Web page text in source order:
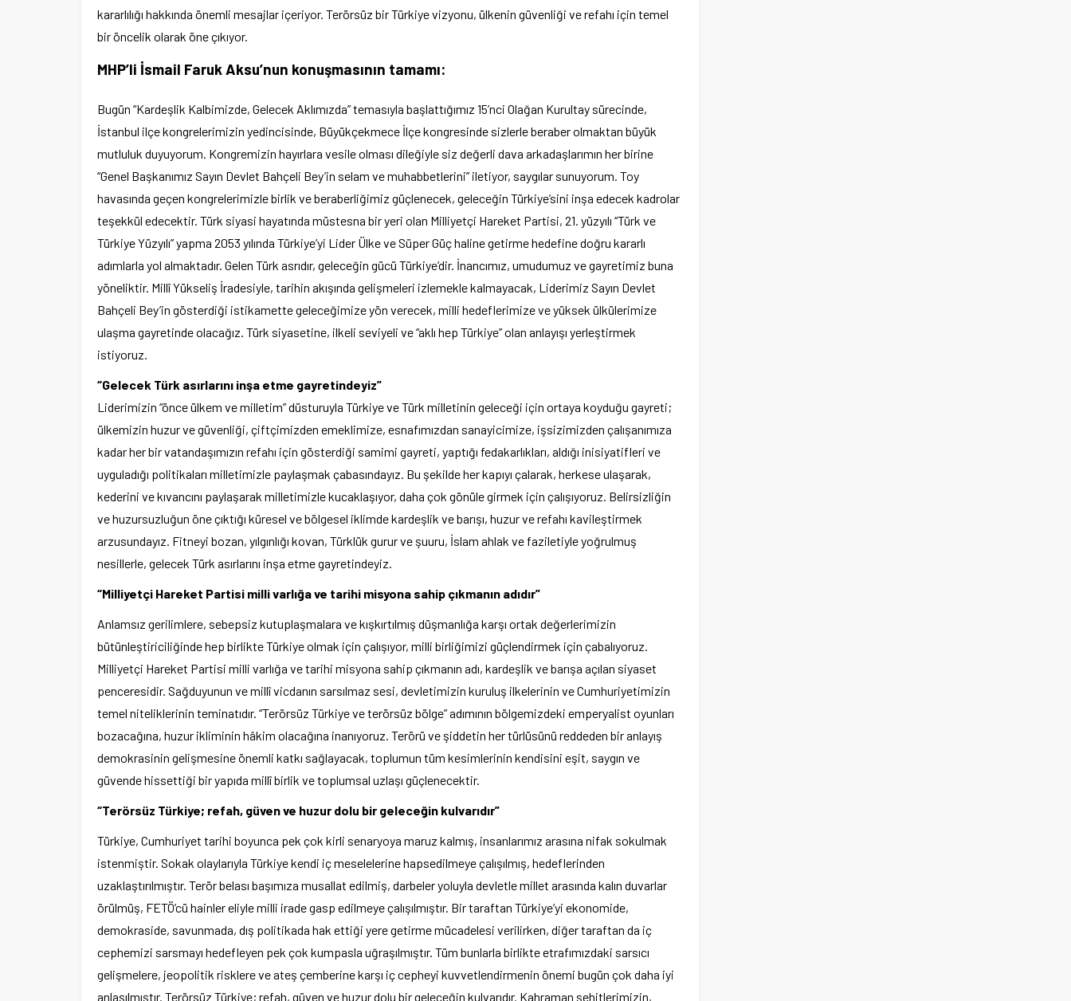
kararlılığı hakkında önemli mesajlar içeriyor. Terörsüz bir Türkiye vizyonu, ülkenin güvenliği ve refahı için temel
bir öncelik olarak öne çıkıyor.
MHP’li İsmail Faruk Aksu’nun konuşmasının tamamı:
Bugün “Kardeşlik Kalbimizde, Gelecek Aklımızda” temasıyla başlattığımız 15’nci Olağan Kurultay sürecinde,
İstanbul ilçe kongrelerimizin yedincisinde, Büyükçekmece İlçe kongresinde sizlerle beraber olmaktan büyük
mutluluk duyuyorum. Kongremizin hayırlara vesile olması dileğiyle siz değerli dava arkadaşlarımın her birine
“Genel Başkanımız Sayın Devlet Bahçeli Bey’in selam ve muhabbetlerini” iletiyor, saygılar sunuyorum. Toy
havasında geçen kongrelerimizle birlik ve beraberliğimiz güçlenecek, geleceğin Türkiye’sini inşa edecek kadrolar
teşekkül edecektir. Türk siyasi hayatında müstesna bir yeri olan Milliyetçi Hareket Partisi, 21. yüzyılı “Türk ve
Türkiye Yüzyılı” yapma 2053 yılında Türkiye’yi Lider Ülke ve Süper Güç haline getirme hedefine doğru kararlı
adımlarla yol almaktadır. Gelen Türk asrıdır, geleceğin gücü Türkiye’dir. İnancımız, umudumuz ve gayretimiz buna
yöneliktir. Millî Yükseliş İradesiyle, tarihin akışında gelişmeleri izlemekle kalmayacak, Liderimiz Sayın Devlet
Bahçeli Bey’in gösterdiği istikamette geleceğimize yön verecek, milli hedeflerimize ve yüksek ülkülerimize
ulaşma gayretinde olacağız. Türk siyasetine, ilkeli seviyeli ve “aklı hep Türkiye” olan anlayışı yerleştirmek
istiyoruz.
“Gelecek Türk asırlarını inşa etme gayretindeyiz”
Liderimizin “önce ülkem ve milletim” düsturuyla Türkiye ve Türk milletinin geleceği için ortaya koyduğu gayreti;
ülkemizin huzur ve güvenliği, çiftçimizden emeklimize, esnafımızdan sanayicimize, işsizimizden çalışanımıza
kadar her bir vatandaşımızın refahı için gösterdiği samimi gayreti, yaptığı fedakarlıkları, aldığı inisiyatifleri ve
uyguladığı politikaları milletimizle paylaşmak çabasındayız. Bu şekilde her kapıyı çalarak, herkese ulaşarak,
kederini ve kıvancını paylaşarak milletimizle kucaklaşıyor, daha çok gönüle girmek için çalışıyoruz. Belirsizliğin
ve huzursuzluğun öne çıktığı küresel ve bölgesel iklimde kardeşlik ve barışı, huzur ve refahı kavileştirmek
arzusundayız. Fitneyi bozan, yılgınlığı kovan, Türklük gurur ve şuuru, İslam ahlak ve faziletiyle yoğrulmuş
nesillerle, gelecek Türk asırlarını inşa etme gayretindeyiz.
“Milliyetçi Hareket Partisi milli varlığa ve tarihi misyona sahip çıkmanın adıdır”
Anlamsız gerilimlere, sebepsiz kutuplaşmalara ve kışkırtılmış düşmanlığa karşı ortak değerlerimizin
bütünleştiriciliğinde hep birlikte Türkiye olmak için çalışıyor, milli birliğimizi güçlendirmek için çabalıyoruz.
Milliyetçi Hareket Partisi milli varlığa ve tarihi misyona sahip çıkmanın adı, kardeşlik ve barışa açılan siyaset
penceresidir. Sağduyunun ve millî vicdanın sarsılmaz sesi, devletimizin kuruluş ilkelerinin ve Cumhuriyetimizin
temel niteliklerinin teminatıdır. “Terörsüz Türkiye ve terörsüz bölge” adımının bölgemizdeki emperyalist oyunları
bozacağına, huzur ikliminin hâkim olacağına inanıyoruz. Terörü ve şiddetin her türlüsünü reddeden bir anlayış
demokrasinin gelişmesine önemli katkı sağlayacak, toplumun tüm kesimlerinin kendisini eşit, saygın ve
güvende hissettiği bir yapıda millî birlik ve toplumsal uzlaşı güçlenecektir.
“Terörsüz Türkiye; refah, güven ve huzur dolu bir geleceğin kulvarıdır”
Türkiye, Cumhuriyet tarihi boyunca pek çok kirli senaryoya maruz kalmış, insanlarımız arasına nifak sokulmak
istenmiştir. Sokak olaylarıyla Türkiye kendi iç meselelerine hapsedilmeye çalışılmış, hedeflerinden
uzaklaştırılmıştır. Terör belası başımıza musallat edilmiş, darbeler yoluyla devletle millet arasında kalın duvarlar
örülmüş, FETÖ’cü hainler eliyle milli irade gasp edilmeye çalışılmıştır. Bir taraftan Türkiye’yi ekonomide,
demokraside, savunmada, dış politikada hak ettiği yere getirme mücadelesi verilirken, diğer taraftan da iç
cephemizi sarsmayı hedefleyen pek çok kumpasla uğraşılmıştır. Tüm bunlarla birlikte etrafımızdaki sarsıcı
gelişmelere, jeopolitik risklere ve ateş çemberine karşı iç cepheyi kuvvetlendirmenin önemi bugün çok daha iyi
anlaşılmıştır. Terörsüz Türkiye; refah, güven ve huzur dolu bir geleceğin kulvarıdır. Kahraman şehitlerimizin,